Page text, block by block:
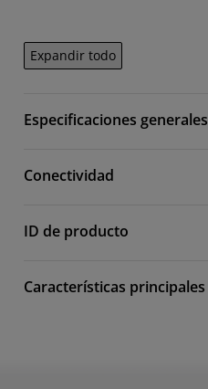
Expandir todo
Especificaciones generales
Conectividad
ID de producto
Características principales